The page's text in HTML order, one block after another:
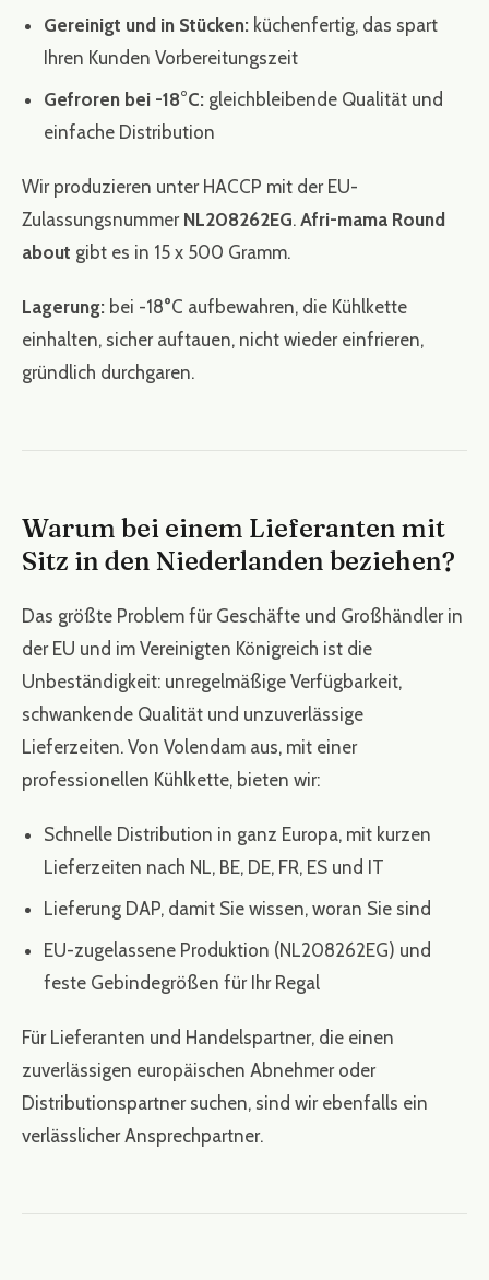
Gereinigt und in Stücken: küchenfertig, das spart
Ihren Kunden Vorbereitungszeit
Gefroren bei -18°C: gleichbleibende Qualität und
einfache Distribution
Wir produzieren unter HACCP mit der EU-
Zulassungsnummer NL208262EG. Afri-mama Round
about gibt es in 15 x 500 Gramm.
Lagerung: bei -18°C aufbewahren, die Kühlkette
einhalten, sicher auftauen, nicht wieder einfrieren,
gründlich durchgaren.
Warum bei einem Lieferanten mit
Sitz in den Niederlanden beziehen?
Das größte Problem für Geschäfte und Großhändler in
der EU und im Vereinigten Königreich ist die
Unbeständigkeit: unregelmäßige Verfügbarkeit,
schwankende Qualität und unzuverlässige
Lieferzeiten. Von Volendam aus, mit einer
professionellen Kühlkette, bieten wir:
Schnelle Distribution in ganz Europa, mit kurzen
Lieferzeiten nach NL, BE, DE, FR, ES und IT
Lieferung DAP, damit Sie wissen, woran Sie sind
EU-zugelassene Produktion (NL208262EG) und
feste Gebindegrößen für Ihr Regal
Für Lieferanten und Handelspartner, die einen
zuverlässigen europäischen Abnehmer oder
Distributionspartner suchen, sind wir ebenfalls ein
verlässlicher Ansprechpartner.